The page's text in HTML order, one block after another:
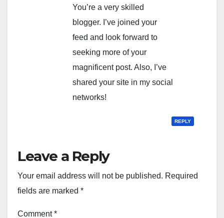
You’re a very skilled
blogger. I’ve joined your
feed and look forward to
seeking more of your
magnificent post. Also, I’ve
shared your site in my social
networks!
REPLY
Leave a Reply
Your email address will not be published. Required
fields are marked *
Comment*